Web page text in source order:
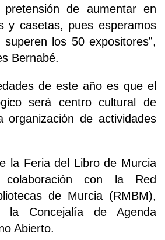
de aumentar en
y casetas, pues esperamos
los 50 expositores”,
Bernabé.
de este año es que el
será centro cultural de
organización de actividades
la Feria del Libro de Murcia
con la Red
de Murcia (RMBM),
la Concejalía de Agenda
Abierto.